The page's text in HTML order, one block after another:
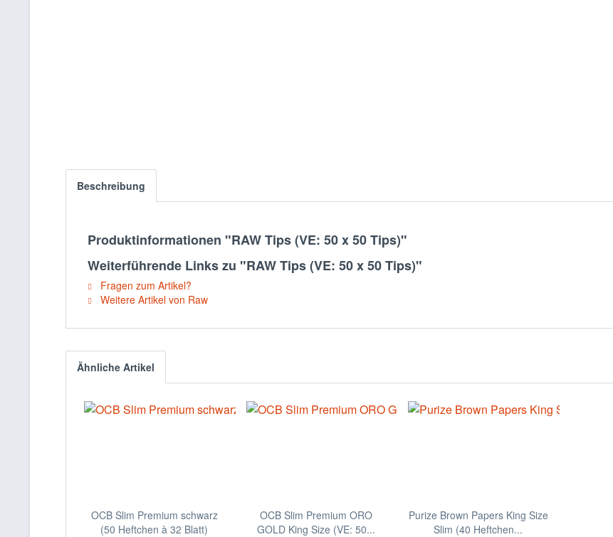
Beschreibung
Produktinformationen "RAW Tips (VE: 50 x 50 Tips)"
Weiterführende Links zu "RAW Tips (VE: 50 x 50 Tips)"
Fragen zum Artikel?
Weitere Artikel von Raw
Ähnliche Artikel
OCB Slim Premium schwarz
(50 Heftchen à 32 Blatt)
OCB Slim Premium ORO
GOLD King Size (VE: 50...
Purize Brown Papers King Size
Slim (40 Heftchen...